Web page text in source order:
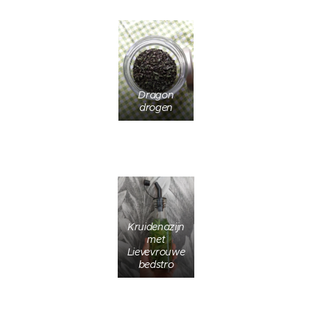
Dragon
drogen
Kruidenazijn
met
Lievevrouwe
bedstro